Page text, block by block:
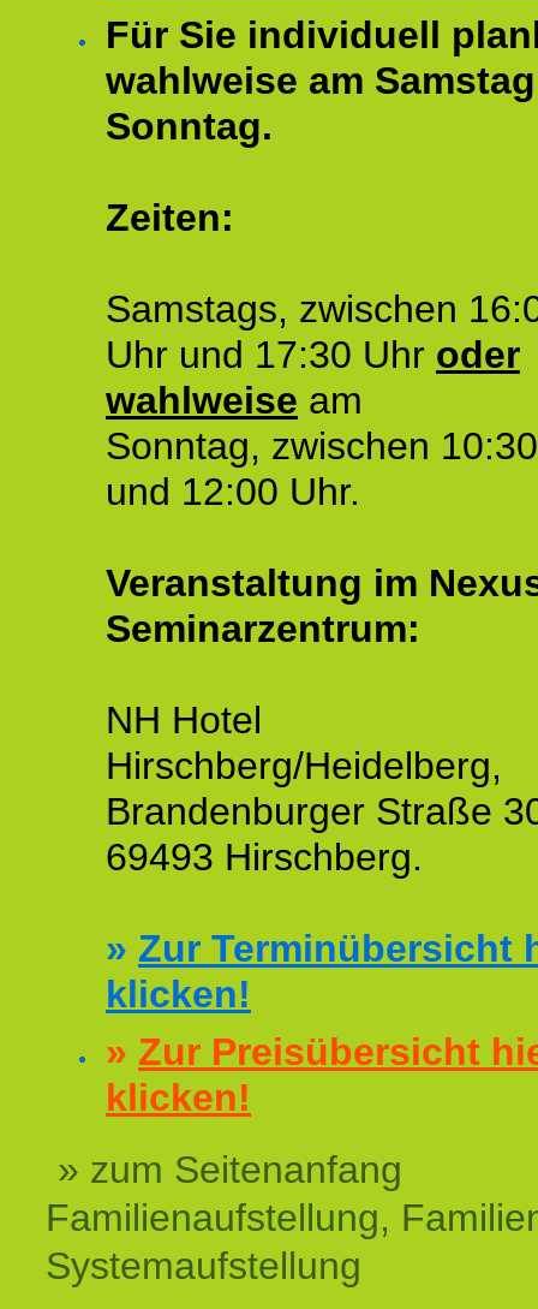
Für Sie individuell
wahlweise am
Sonntag.
Zeiten:
Samstags, zwischen
Uhr und 17:30 Uhr oder
wahlweise am
Sonntag, zwischen
und 12:00 Uhr.
Veranstaltung im
Seminarzentrum:
NH Hotel
Hirschberg/Heidelberg,
Brandenburger Straße
69493 Hirschberg.
» Zur Terminübersicht
klicken!
» Zur Preisübersicht
klicken!
» zum Seitenanfang
Familienaufstellung,
Systemaufstellung